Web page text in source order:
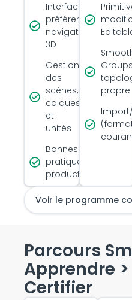
Interface,
préférences,
navigation
3D
Gestion
des
scènes,
calques
et
unités
Bonnes
pratiques &
productivité
propre
Voir le programme
Parcours
Apprendre
Certifier